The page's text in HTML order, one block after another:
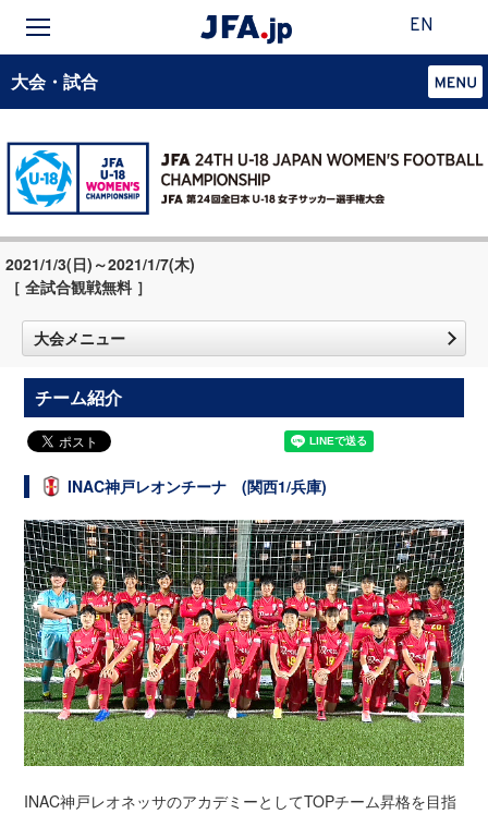
EN
大会・試合
2021/1/3(日)～2021/1/7(木)
［ 全試合観戦無料 ］
大会メニュー
チーム紹介
INAC神戸レオンチーナ (関西1/兵庫)
INAC神戸レオネッサのアカデミーとしてTOPチーム昇格を目指